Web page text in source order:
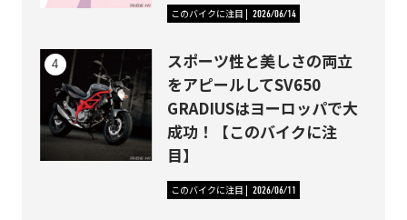
このバイクに注目 2026/06/14
スポーツ性と美しさの両立
をアピールしてSV650
GRADIUSはヨーロッパで大
成功！【このバイクに注
目】
このバイクに注目 2026/06/11